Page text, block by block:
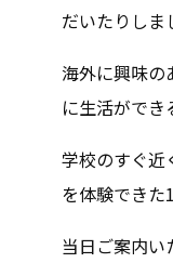
だいたりしま
海外に興味の
に生活ができ
学校のすぐ近
を体験できた
当日ご案内い